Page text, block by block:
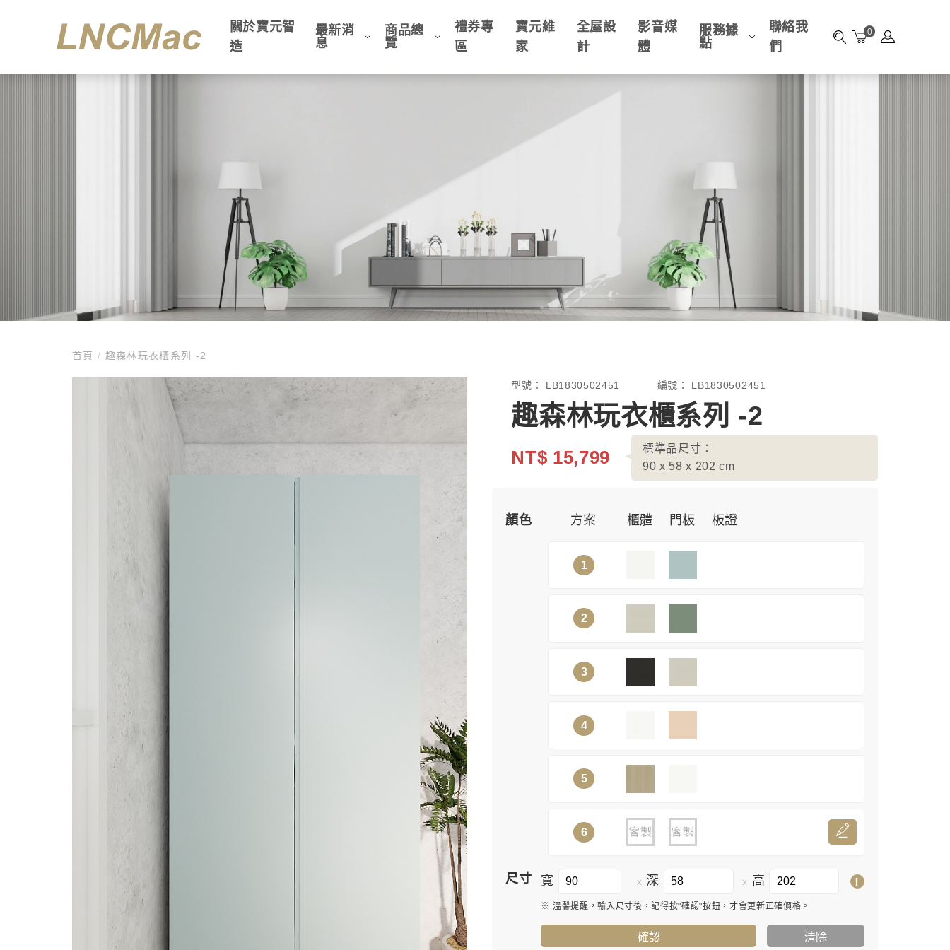
關於寶元智
造
最新消
息
商品總
覽
禮券專
區
寶元維
家
全屋設
計
影音媒
體
服務據
點
聯絡我
們
0
首頁/ 趣森林玩衣櫃系列 -2
型號： LB1830502451 編號： LB1830502451
趣森林玩衣櫃系列 -2
NT$ 15,799
標準品尺寸：
90 x 58 x 202cm
顏色 方案 櫃體 門板 板證
1
2
3
4
5
6
尺寸 寬 x 深 x 高 !
※ 溫馨提醒，輸入尺寸後，記得按"確認"按鈕，才會更新正確價格。
確認 清除